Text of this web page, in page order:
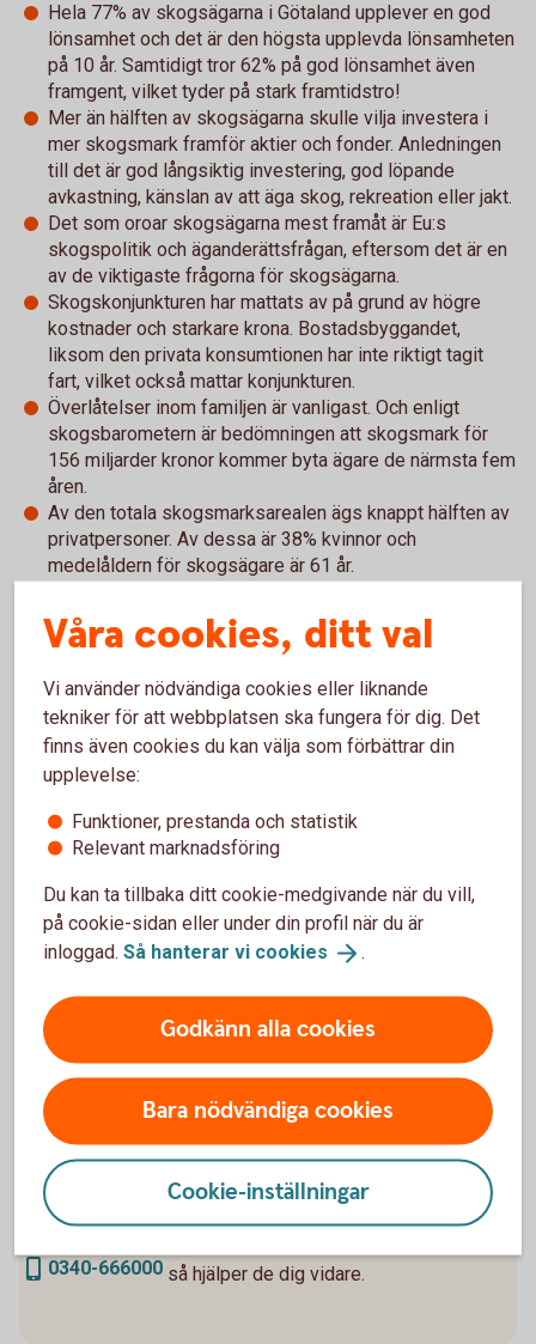
Hela 77% av skogsägarna i Götaland upplever en god
lönsamhet och det är den högsta upplevda lönsamheten
på 10 år. Samtidigt tror 62% på god lönsamhet även
framgent, vilket tyder på stark framtidstro!
Mer än hälften av skogsägarna skulle vilja investera i
mer skogsmark framför aktier och fonder. Anledningen
till det är god långsiktig investering, god löpande
avkastning, känslan av att äga skog, rekreation eller jakt.
Det som oroar skogsägarna mest framåt är Eu:s
skogspolitik och äganderättsfrågan, eftersom det är en
av de viktigaste frågorna för skogsägarna.
Skogskonjunkturen har mattats av på grund av högre
kostnader och starkare krona. Bostadsbyggandet,
liksom den privata konsumtionen har inte riktigt tagit
fart, vilket också mattar konjunkturen.
Överlåtelser inom familjen är vanligast. Och enligt
skogsbarometern är bedömningen att skogsmark för
156 miljarder kronor kommer byta ägare de närmsta fem
åren.
Av den totala skogsmarksarealen ägs knappt hälften av
privatpersoner. Av dessa är 38% kvinnor och
medelåldern för skogsägare är 61 år.
Skogsbarometern är en årlig undersökning som visar
skogsbrukarnas uppfattning om det aktuella läget inom
Ludvig & Co, Swedbank och Sparbankernas
Riksförbund.
Vill du komma i kontakt med våra
företagsrådgivare?
Varmt välkommen att kontakta våra skog- och
lantruksrådgivare som alla har egen praktisk erfarenhet från
0340-666000 så hjälper de dig vidare.
Våra cookies, ditt val
Vi använder nödvändiga cookies eller liknande
tekniker för att webbplatsen ska fungera för dig. Det
finns även cookies du kan välja som förbättrar din
upplevelse:
Funktioner, prestanda och statistik
Relevant marknadsföring
Du kan ta tillbaka ditt cookie-medgivande när du vill,
på cookie-sidan eller under din profil när du är
inloggad. Så hanterar vi cookies .
Godkänn alla cookies
Bara nödvändiga cookies
Cookie-inställningar